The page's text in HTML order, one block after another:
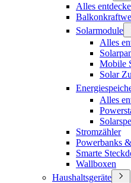
Alles
Solarmodule
Alles
Mobile
Solar
Alles
Stromzähler
Powerbanks
Smarte
Wallboxen
Haushaltsgeräte